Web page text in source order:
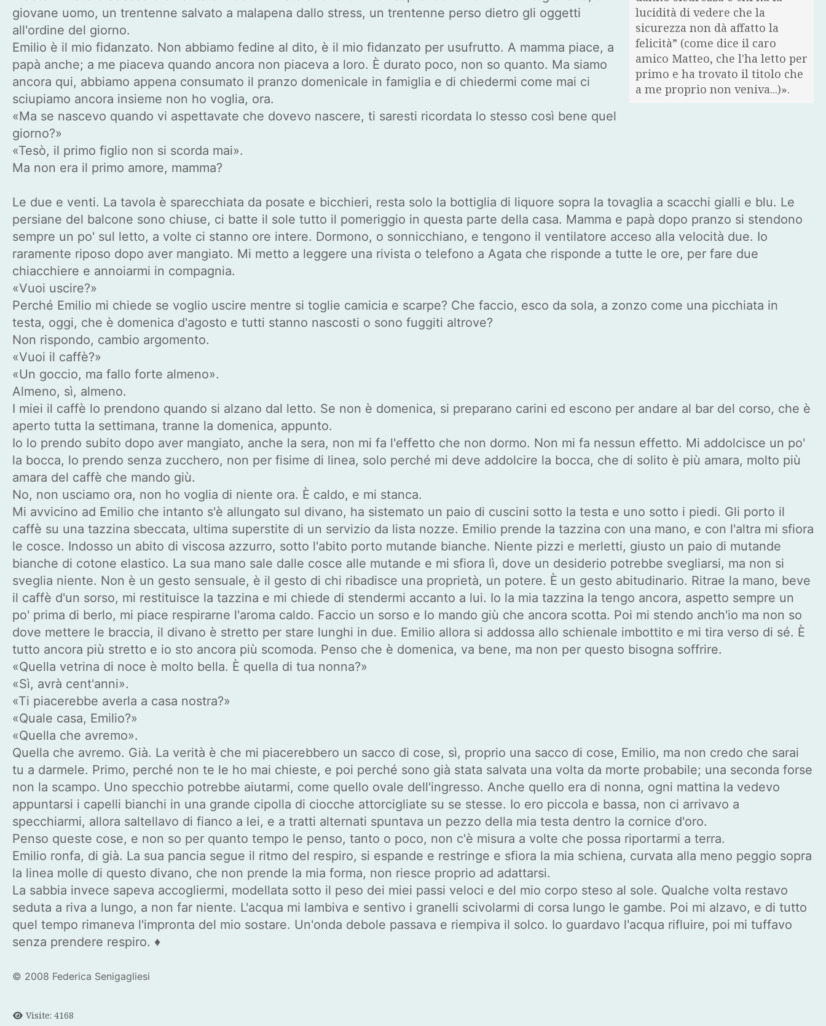
lucidità di vedere che la
sicurezza non dà affatto la
felicità” (come dice il caro
amico Matteo, che l'ha letto per
primo e ha trovato il titolo che
a me proprio non veniva...)».
giovane uomo, un trentenne salvato a malapena dallo stress, un trentenne perso dietro gli oggetti
all'ordine del giorno.
Emilio è il mio fidanzato. Non abbiamo fedine al dito, è il mio fidanzato per usufrutto. A mamma piace, a
papà anche; a me piaceva quando ancora non piaceva a loro. È durato poco, non so quanto. Ma siamo
ancora qui, abbiamo appena consumato il pranzo domenicale in famiglia e di chiedermi come mai ci
sciupiamo ancora insieme non ho voglia, ora.
«Ma se nascevo quando vi aspettavate che dovevo nascere, ti saresti ricordata lo stesso così bene quel
giorno?»
«Tesò, il primo figlio non si scorda mai».
Ma non era il primo amore, mamma?
Le due e venti. La tavola è sparecchiata da posate e bicchieri, resta solo la bottiglia di liquore sopra la tovaglia a scacchi gialli e blu. Le
persiane del balcone sono chiuse, ci batte il sole tutto il pomeriggio in questa parte della casa. Mamma e papà dopo pranzo si stendono
sempre un po' sul letto, a volte ci stanno ore intere. Dormono, o sonnicchiano, e tengono il ventilatore acceso alla velocità due. Io
raramente riposo dopo aver mangiato. Mi metto a leggere una rivista o telefono a Agata che risponde a tutte le ore, per fare due
chiacchiere e annoiarmi in compagnia.
«Vuoi uscire?»
Perché Emilio mi chiede se voglio uscire mentre si toglie camicia e scarpe? Che faccio, esco da sola, a zonzo come una picchiata in
testa, oggi, che è domenica d'agosto e tutti stanno nascosti o sono fuggiti altrove?
Non rispondo, cambio argomento.
«Vuoi il caffè?»
«Un goccio, ma fallo forte almeno».
Almeno, sì, almeno.
I miei il caffè lo prendono quando si alzano dal letto. Se non è domenica, si preparano carini ed escono per andare al bar del corso, che è
aperto tutta la settimana, tranne la domenica, appunto.
Io lo prendo subito dopo aver mangiato, anche la sera, non mi fa l'effetto che non dormo. Non mi fa nessun effetto. Mi addolcisce un po'
la bocca, lo prendo senza zucchero, non per fisime di linea, solo perché mi deve addolcire la bocca, che di solito è più amara, molto più
amara del caffè che mando giù.
No, non usciamo ora, non ho voglia di niente ora. È caldo, e mi stanca.
Mi avvicino ad Emilio che intanto s'è allungato sul divano, ha sistemato un paio di cuscini sotto la testa e uno sotto i piedi. Gli porto il
caffè su una tazzina sbeccata, ultima superstite di un servizio da lista nozze. Emilio prende la tazzina con una mano, e con l'altra mi sfiora
le cosce. Indosso un abito di viscosa azzurro, sotto l'abito porto mutande bianche. Niente pizzi e merletti, giusto un paio di mutande
bianche di cotone elastico. La sua mano sale dalle cosce alle mutande e mi sfiora lì, dove un desiderio potrebbe svegliarsi, ma non si
sveglia niente. Non è un gesto sensuale, è il gesto di chi ribadisce una proprietà, un potere. È un gesto abitudinario. Ritrae la mano, beve
il caffè d'un sorso, mi restituisce la tazzina e mi chiede di stendermi accanto a lui. Io la mia tazzina la tengo ancora, aspetto sempre un
po' prima di berlo, mi piace respirarne l'aroma caldo. Faccio un sorso e lo mando giù che ancora scotta. Poi mi stendo anch'io ma non so
dove mettere le braccia, il divano è stretto per stare lunghi in due. Emilio allora si addossa allo schienale imbottito e mi tira verso di sé. È
tutto ancora più stretto e io sto ancora più scomoda. Penso che è domenica, va bene, ma non per questo bisogna soffrire.
«Quella vetrina di noce è molto bella. È quella di tua nonna?»
«Sì, avrà cent'anni».
«Ti piacerebbe averla a casa nostra?»
«Quale casa, Emilio?»
«Quella che avremo».
Quella che avremo. Già. La verità è che mi piacerebbero un sacco di cose, sì, proprio una sacco di cose, Emilio, ma non credo che sarai
tu a darmele. Primo, perché non te le ho mai chieste, e poi perché sono già stata salvata una volta da morte probabile; una seconda forse
non la scampo. Uno specchio potrebbe aiutarmi, come quello ovale dell'ingresso. Anche quello era di nonna, ogni mattina la vedevo
appuntarsi i capelli bianchi in una grande cipolla di ciocche attorcigliate su se stesse. Io ero piccola e bassa, non ci arrivavo a
specchiarmi, allora saltellavo di fianco a lei, e a tratti alternati spuntava un pezzo della mia testa dentro la cornice d'oro.
Penso queste cose, e non so per quanto tempo le penso, tanto o poco, non c'è misura a volte che possa riportarmi a terra.
Emilio ronfa, di già. La sua pancia segue il ritmo del respiro, si espande e restringe e sfiora la mia schiena, curvata alla meno peggio sopra
la linea molle di questo divano, che non prende la mia forma, non riesce proprio ad adattarsi.
La sabbia invece sapeva accogliermi, modellata sotto il peso dei miei passi veloci e del mio corpo steso al sole. Qualche volta restavo
seduta a riva a lungo, a non far niente. L'acqua mi lambiva e sentivo i granelli scivolarmi di corsa lungo le gambe. Poi mi alzavo, e di tutto
quel tempo rimaneva l'impronta del mio sostare. Un'onda debole passava e riempiva il solco. Io guardavo l'acqua rifluire, poi mi tuffavo
senza prendere respiro. ♦
© 2008 Federica Senigagliesi
Visite: 4168